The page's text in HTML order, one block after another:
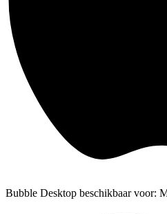
Bubble Desktop beschikbaar voor: